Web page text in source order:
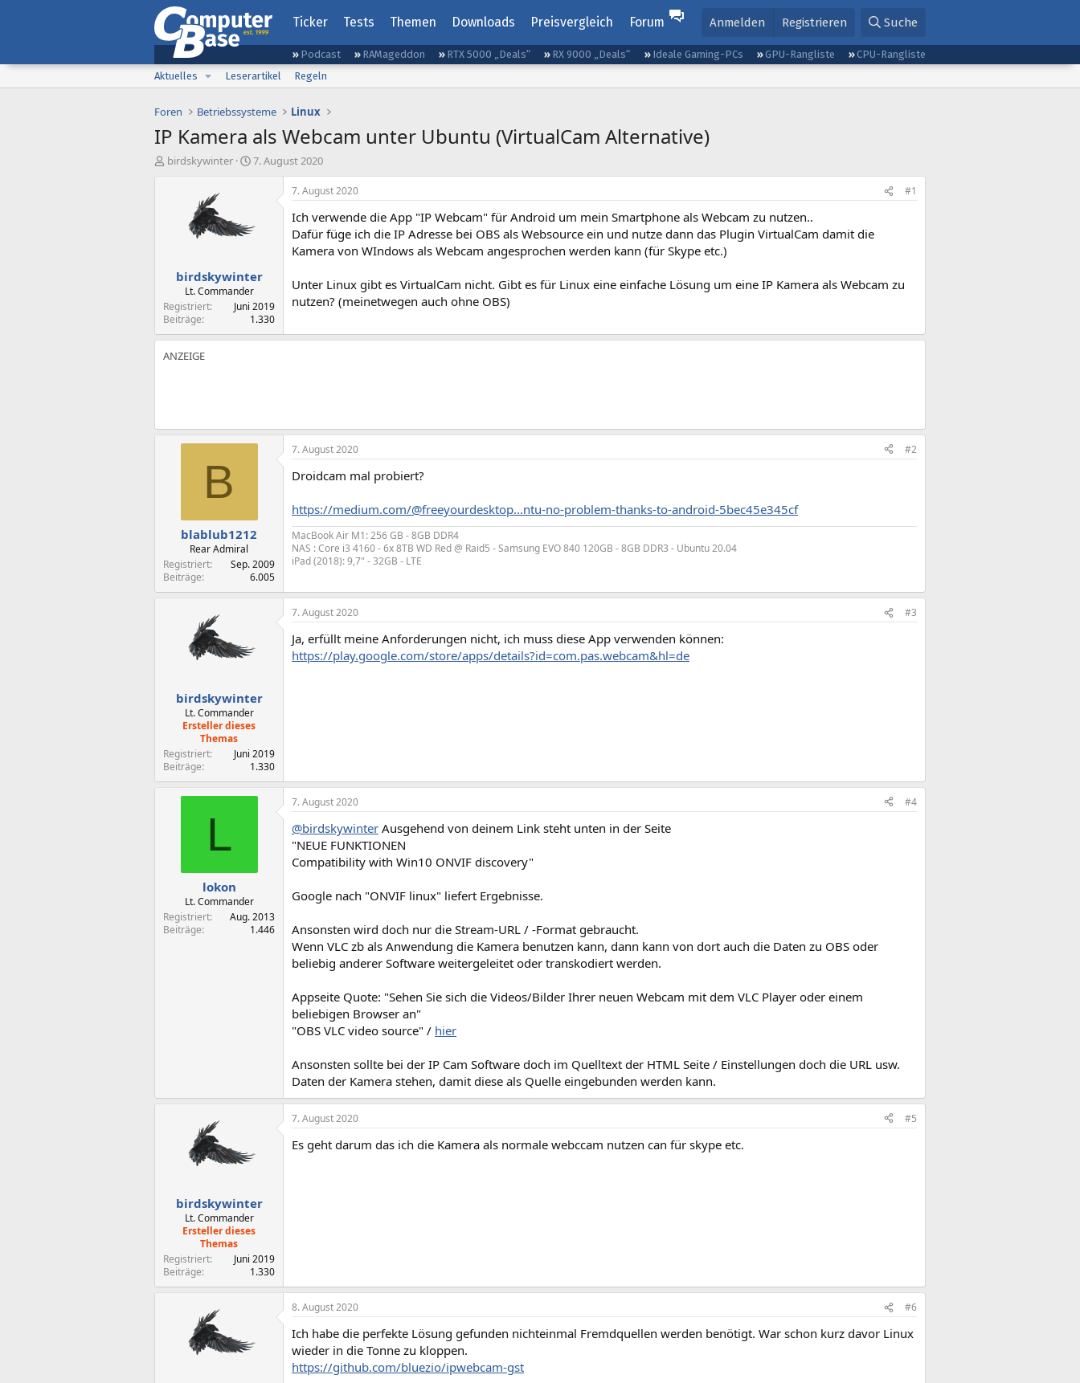
Ticker Tests Themen Downloads Preisvergleich Forum Anmelden Registrieren Suche
Podcast RAMageddon RTX 5000 „Deals“ RX 9000 „Deals“ Ideale Gaming-PCs GPU-Rangliste
CPU-Rangliste
Aktuelles
Leserartikel Regeln
Foren Betriebssysteme Linux
IP Kamera als Webcam unter Ubuntu (VirtualCam Alternative)
E
birdskywinter
E
l
a
m
7. August 2020
birdskywinter
Lt. Commander
Registriert
Juni 2019
Beiträge
1.330
7. August 2020 #1
Ich verwende die App "IP Webcam" für Android um mein Smartphone als Webcam zu nutzen..
Dafür füge ich die IP Adresse bei OBS als Websource ein und nutze dann das Plugin VirtualCam damit die
Kamera von WIndows als Webcam angesprochen werden kann (für Skype etc.)
Unter Linux gibt es VirtualCam nicht. Gibt es für Linux eine einfache Lösung um eine IP Kamera als Webcam zu
nutzen? (meinetwegen auch ohne OBS)
B
blablub1212
Rear Admiral
Registriert
Sep. 2009
Beiträge
6.005
7. August 2020 #2
Droidcam mal probiert?
https://medium.com/@freeyourdesktop...ntu-no-problem-thanks-to-android-5bec45e345cf
MacBook Air M1: 256 GB - 8GB DDR4
NAS : Core i3 4160 - 6x 8TB WD Red @ Raid5 - Samsung EVO 840 120GB - 8GB DDR3 - Ubuntu 20.04
iPad (2018): 9,7" - 32GB - LTE
birdskywinter
Lt. Commander
Ersteller dieses
Themas
Registriert
Juni 2019
Beiträge
1.330
7. August 2020 #3
Ja, erfüllt meine Anforderungen nicht, ich muss diese App verwenden können:
https://play.google.com/store/apps/details?id=com.pas.webcam&hl=de
L
lokon
Lt. Commander
Registriert
Aug. 2013
Beiträge
1.446
7. August 2020 #4
@birdskywinter Ausgehend von deinem Link steht unten in der Seite
"NEUE FUNKTIONEN
Compatibility with Win10 ONVIF discovery"
Google nach "ONVIF linux" liefert Ergebnisse.
Ansonsten wird doch nur die Stream-URL / -Format gebraucht.
Wenn VLC zb als Anwendung die Kamera benutzen kann, dann kann von dort auch die Daten zu OBS oder
beliebig anderer Software weitergeleitet oder transkodiert werden.
Appseite Quote: "Sehen Sie sich die Videos/Bilder Ihrer neuen Webcam mit dem VLC Player oder einem
beliebigen Browser an"
"OBS VLC video source" / hier
Ansonsten sollte bei der IP Cam Software doch im Quelltext der HTML Seite / Einstellungen doch die URL usw.
Daten der Kamera stehen, damit diese als Quelle eingebunden werden kann.
birdskywinter
Lt. Commander
Ersteller dieses
Themas
Registriert
Juni 2019
Beiträge
1.330
7. August 2020 #5
Es geht darum das ich die Kamera als normale webccam nutzen can für skype etc.
8. August 2020 #6
Ich habe die perfekte Lösung gefunden nichteinmal Fremdquellen werden benötigt. War schon kurz davor Linux
wieder in die Tonne zu kloppen.
https://github.com/bluezio/ipwebcam-gst